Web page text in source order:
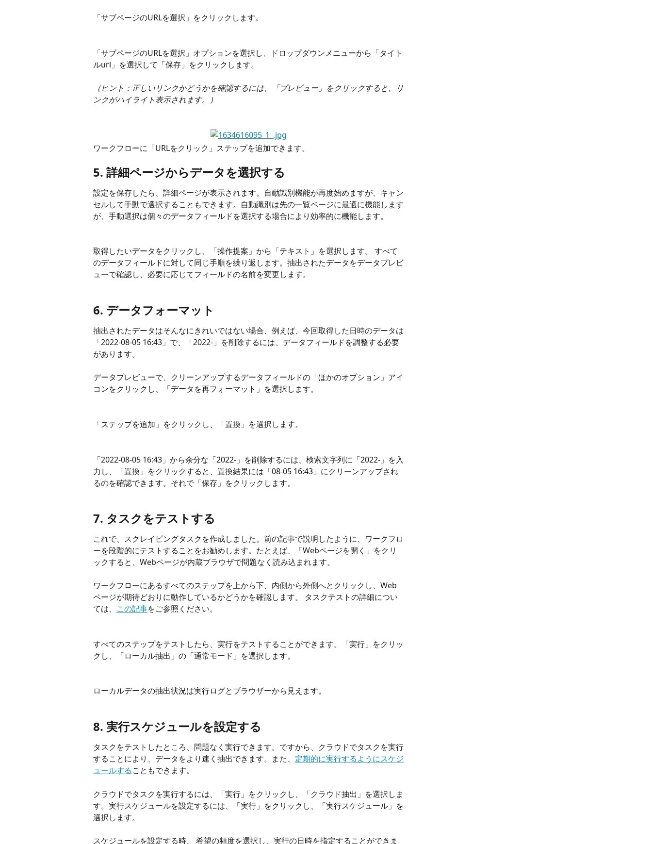
「サブページのURLを選択」をクリックします。
「サブページのURLを選択」オプションを選択し、ドロップダウンメニューから「タイト
ルurl」を選択して「保存」をクリックします。
（ヒント：正しいリンクかどうかを確認するには、「プレビュー」をクリックすると、リ
ンクがハイライト表示されます。）
ワークフローに「URLをクリック」ステップを追加できます。
5. 詳細ページからデータを選択する
設定を保存したら、詳細ページが表示されます。自動識別機能が再度始めますが、キャン
セルして手動で選択することもできます。自動識別は先の一覧ページに最適に機能します
が、手動選択は個々のデータフィールドを選択する場合により効率的に機能します。
取得したいデータをクリックし、「操作提案」から「テキスト」を選択します。 すべて
のデータフィールドに対して同じ手順を繰り返します。抽出されたデータをデータプレビ
ューで確認し、必要に応じてフィールドの名前を変更します。
6. データフォーマット
抽出されたデータはそんなにきれいではない場合、例えば、今回取得した日時のデータは
「2022-08-05 16:43」で、「2022-」を削除するには、データフィールドを調整する必要
があります。
データプレビューで、クリーンアップするデータフィールドの「ほかのオプション」アイ
コンをクリックし、「データを再フォーマット」を選択します。
「ステップを追加」をクリックし、「置換」を選択します。
「2022-08-05 16:43」から余分な「2022-」を削除するには、検索文字列に「2022-」を入
力し、「置換」をクリックすると、置換結果には「08-05 16:43」にクリーンアップされ
るのを確認できます。それで「保存」をクリックします。
7. タスクをテストする
これで、スクレイピングタスクを作成しました。前の記事で説明したように、ワークフロ
ーを段階的にテストすることをお勧めします。たとえば、「Webページを開く」をクリ
ックすると、Webページが内蔵ブラウザで問題なく読み込まれます。
ワークフローにあるすべてのステップを上から下、内側から外側へとクリックし、Web
ページが期待どおりに動作しているかどうかを確認します。 タスクテストの詳細につい
ては、 この記事をご参照ください。
すべてのステップをテストしたら、実行をテストすることができます。「実行」をクリッ
クし、「ローカル抽出」の「通常モード」を選択します。
ローカルデータの抽出状況は実行ログとブラウザーから見えます。
8. 実行スケジュールを設定する
タスクをテストしたところ、問題なく実行できます。ですから、クラウドでタスクを実行
することにより、データをより速く抽出できます。また、 定期的に実行するようにスケジ
ュールすることもできます。
クラウドでタスクを実行するには、「実行」をクリックし、「クラウド抽出」を選択しま
す。実行スケジュールを設定するには、「実行」をクリックし、「実行スケジュール」を
選択します。
スケジュールを設定する時、 希望の頻度を選択し、実行の日時を指定することができま